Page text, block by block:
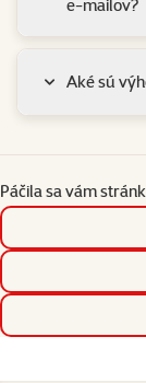
e-mailov?
Aké sú
Páčila sa vám